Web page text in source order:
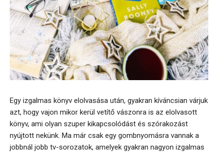
Egy izgalmas könyv elolvasása után, gyakran kíváncsian várjuk
azt, hogy vajon mikor kerül vetítő vászonra is az elolvasott
könyv, ami olyan szuper kikapcsolódást és szórakozást
nyújtott nekünk. Ma már csak egy gombnyomásra vannak a
jobbnál jobb tv-sorozatok, amelyek gyakran nagyon izgalmas